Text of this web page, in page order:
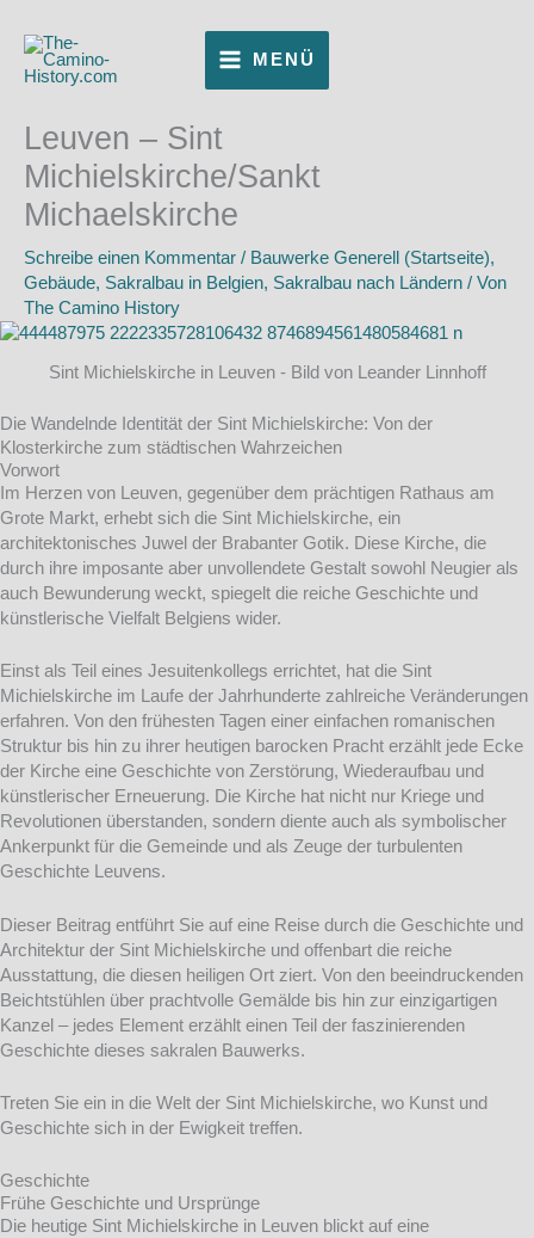
Inhalt
springen
MENÜ
Leuven – Sint
Michielskirche/Sankt
Michaelskirche
Schreibe einen Kommentar / Bauwerke Generell (Startseite),
Gebäude, Sakralbau in Belgien, Sakralbau nach Ländern / Von
The Camino History
Sint Michielskirche in Leuven - Bild von Leander Linnhoff
Die Wandelnde Identität der Sint Michielskirche: Von der
Klosterkirche zum städtischen Wahrzeichen
Vorwort
Im Herzen von Leuven, gegenüber dem prächtigen Rathaus am
Grote Markt, erhebt sich die Sint Michielskirche, ein
architektonisches Juwel der Brabanter Gotik. Diese Kirche, die
durch ihre imposante aber unvollendete Gestalt sowohl Neugier als
auch Bewunderung weckt, spiegelt die reiche Geschichte und
künstlerische Vielfalt Belgiens wider.
Einst als Teil eines Jesuitenkollegs errichtet, hat die Sint
Michielskirche im Laufe der Jahrhunderte zahlreiche Veränderungen
erfahren. Von den frühesten Tagen einer einfachen romanischen
Struktur bis hin zu ihrer heutigen barocken Pracht erzählt jede Ecke
der Kirche eine Geschichte von Zerstörung, Wiederaufbau und
künstlerischer Erneuerung. Die Kirche hat nicht nur Kriege und
Revolutionen überstanden, sondern diente auch als symbolischer
Ankerpunkt für die Gemeinde und als Zeuge der turbulenten
Geschichte Leuvens.
Dieser Beitrag entführt Sie auf eine Reise durch die Geschichte und
Architektur der Sint Michielskirche und offenbart die reiche
Ausstattung, die diesen heiligen Ort ziert. Von den beeindruckenden
Beichtstühlen über prachtvolle Gemälde bis hin zur einzigartigen
Kanzel – jedes Element erzählt einen Teil der faszinierenden
Geschichte dieses sakralen Bauwerks.
Treten Sie ein in die Welt der Sint Michielskirche, wo Kunst und
Geschichte sich in der Ewigkeit treffen.
Geschichte
Frühe Geschichte und Ursprünge
Die heutige Sint Michielskirche in Leuven blickt auf eine